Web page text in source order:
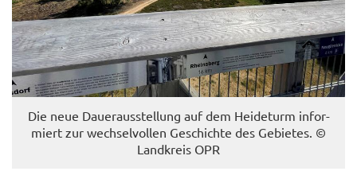
Die neue Dau­er­aus­stel­lung auf dem Hei­de­turm in­for­
miert zur wech­sel­vol­len Ge­schich­te des Ge­bie­tes. ©
Land­kreis OPR